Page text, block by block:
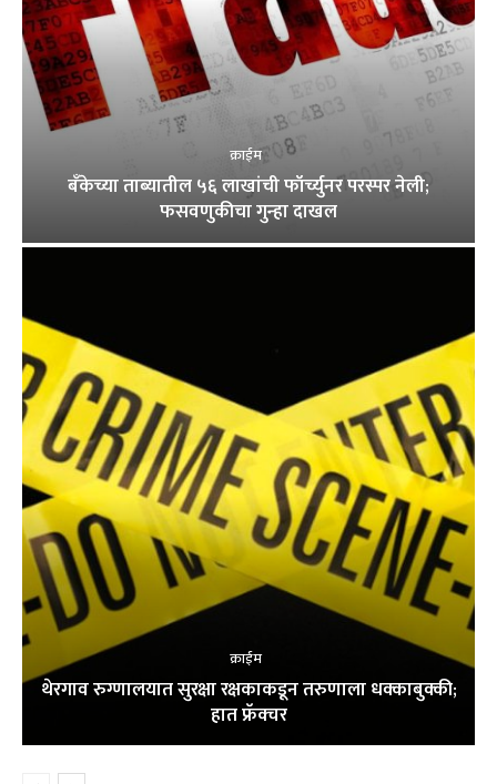
क्राईम
बँकेच्या ताब्यातील ५६ लाखांची फॉर्च्युनर परस्पर नेली;
फसवणुकीचा गुन्हा दाखल
क्राईम
थेरगाव रुग्णालयात सुरक्षा रक्षकाकडून तरुणाला धक्काबुक्की;
हात फ्रॅक्चर